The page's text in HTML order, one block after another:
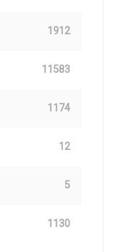
1912
11583
1174
12
5
1130